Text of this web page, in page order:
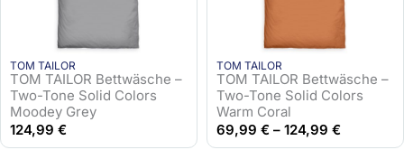
TOM TAILOR
TOM TAILOR Bettwäsche –
Two-Tone Solid Colors
Moodey Grey
124,99 €
TOM TAILOR
TOM TAILOR Bettwäsche –
Two-Tone Solid Colors
Warm Coral
69,99 € – 124,99 €